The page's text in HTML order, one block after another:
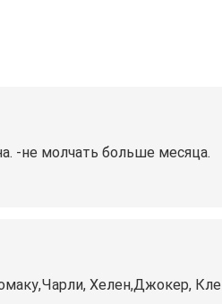
-не молчать больше месяца.
Хелен,Джокер, Кле